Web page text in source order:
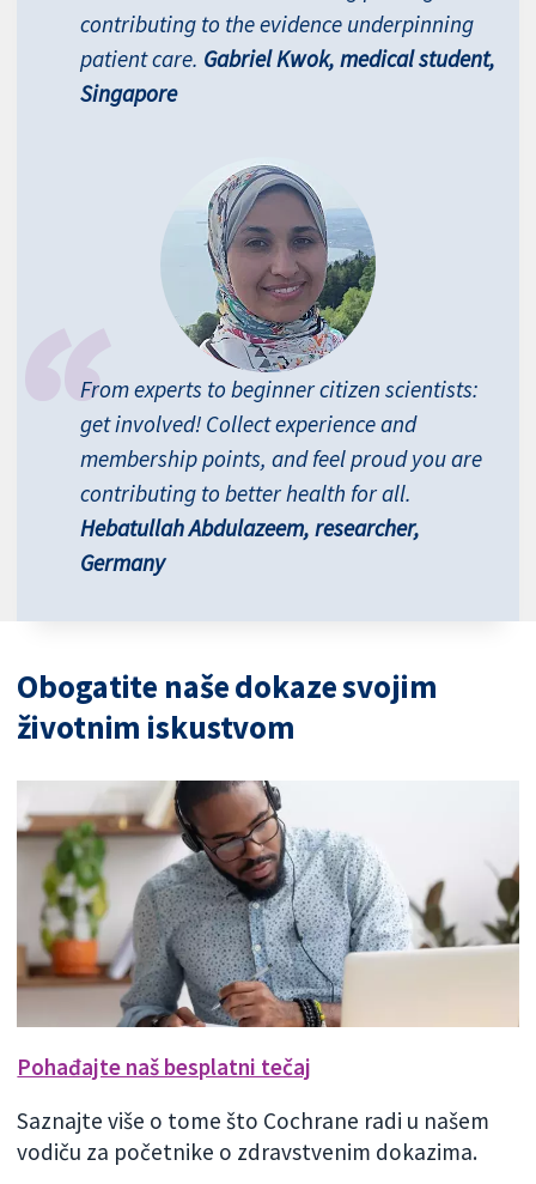
contributing to the evidence underpinning
patient care. Gabriel Kwok, medical student,
Singapore
From experts to beginner citizen scientists:
get involved! Collect experience and
membership points, and feel proud you are
contributing to better health for all.
Hebatullah Abdulazeem, researcher,
Germany
Obogatite naše dokaze svojim
životnim iskustvom
Pohađajte naš besplatni tečaj
Saznajte više o tome što Cochrane radi u našem
vodiču za početnike o zdravstvenim dokazima.